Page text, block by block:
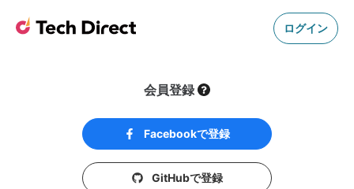
ログイン
会員登録
Facebookで登録
GitHubで登録